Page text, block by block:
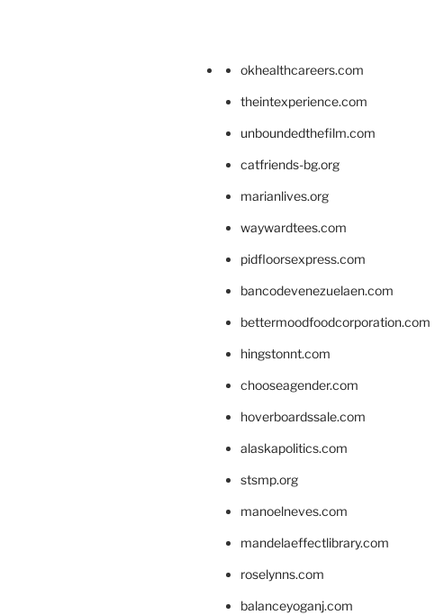
okhealthcareers.com
theintexperience.com
unboundedthefilm.com
catfriends-bg.org
marianlives.org
waywardtees.com
pidfloorsexpress.com
bancodevenezuelaen.com
bettermoodfoodcorporation.com
hingstonnt.com
chooseagender.com
hoverboardssale.com
alaskapolitics.com
stsmp.org
manoelneves.com
mandelaeffectlibrary.com
roselynns.com
balanceyoganj.com